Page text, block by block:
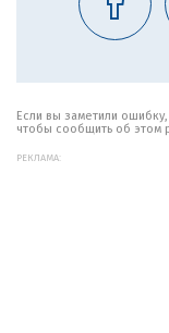
Если вы заметили
чтобы сообщить об этом
РЕКЛАМА: